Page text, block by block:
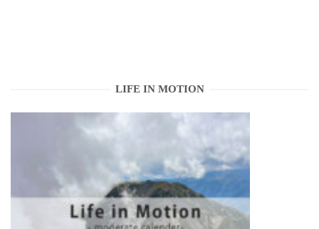
LIFE IN MOTION